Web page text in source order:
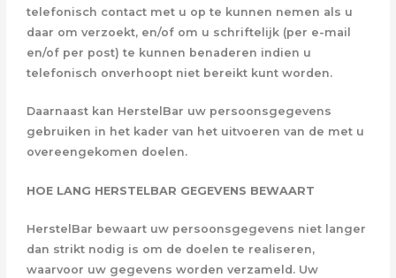
telefonisch contact met u op te kunnen nemen als u
daar om verzoekt, en/of om u schriftelijk (per e-mail
en/of per post) te kunnen benaderen indien u
telefonisch onverhoopt niet bereikt kunt worden.
Daarnaast kan HerstelBar uw persoonsgegevens
gebruiken in het kader van het uitvoeren van de met u
overeengekomen doelen.
HOE LANG HERSTELBAR GEGEVENS BEWAART
HerstelBar bewaart uw persoonsgegevens niet langer
dan strikt nodig is om de doelen te realiseren,
waarvoor uw gegevens worden verzameld. Uw